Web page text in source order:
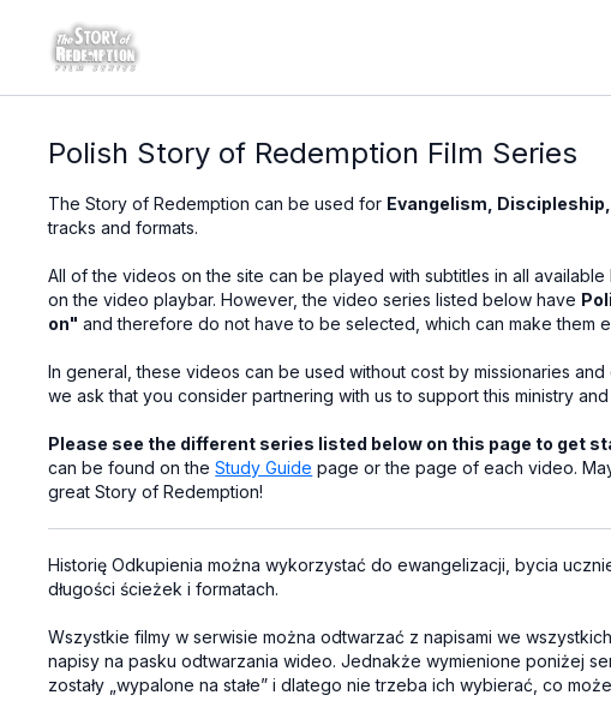
Polish Story of Redemption Film Series
The Story of Redemption can be used for Evangelism,
tracks and formats.
All of the videos on the site can be played with subtitles in all
on the video playbar. However, the video series listed below have
on" and therefore do not have to be selected, which can make them
In general, these videos can be used without cost by missionaries
we ask that you consider partnering with us to support this ministry
Please see the different series listed below on this page to get
can be found on theStudy Guide page or the page of each video.
great Story of Redemption!
Historię Odkupienia można wykorzystać do ewangelizacji, bycia
długości ścieżek i formatach.
Wszystkie filmy w serwisie można odtwarzać z napisami we
napisy na pasku odtwarzania wideo. Jednakże wymienione poniżej
zostały „wypalone na stałe” i dlatego nie trzeba ich wybierać, co